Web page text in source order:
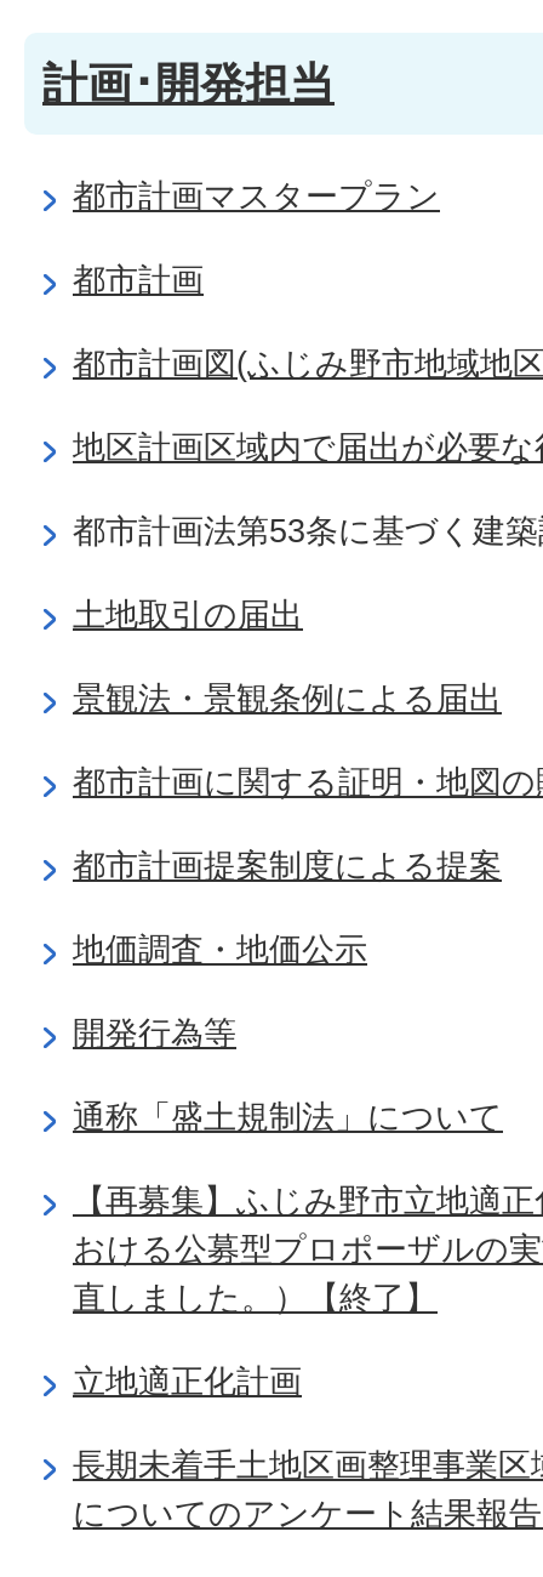
計画･開発担当
都市計画マスタープラン
都市計画
都市計画図(ふじみ野市地域地
地区計画区域内で届出が必要
都市計画法第53条に基づく建
土地取引の届出
景観法・景観条例による届出
都市計画に関する証明・地図
都市計画提案制度による提案
地価調査・地価公示
開発行為等
通称「盛土規制法」について
【再募集】ふじみ野市立地適
おける公募型プロポーザルの
直しました。）【終了】
立地適正化計画
長期未着手土地区画整理事業
についてのアンケート結果報